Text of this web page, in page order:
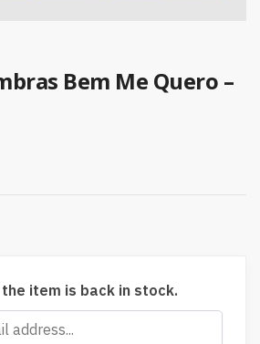
Bem Me Quero –
item is back in stock.